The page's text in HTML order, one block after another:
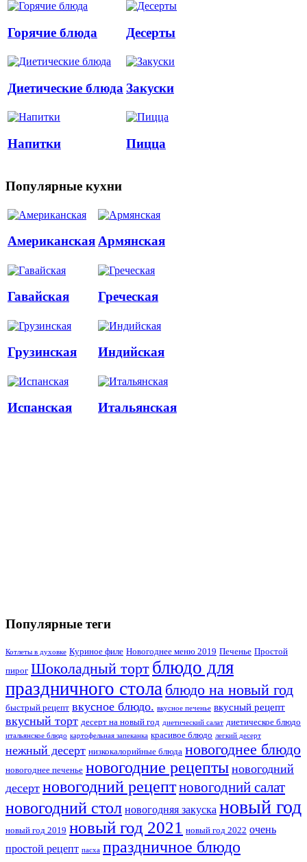
Горячие блюда Десерты
Диетические блюда Закуски
Напитки Пицца
Популярные кухни
АмериканскаяАрмянская
Гавайская Греческая
Грузинская Индийская
Испанская Итальянская
Популярные теги
Котлеты в духовке Куриное филе Новогоднее меню 2019 Печенье Простой
пирог Шоколадный торт блюдо для
праздничного стола блюдо на новый год
быстрый рецепт вкусное блюдо. вкусное печенье вкусный рецепт
вкусный торт десерт на новый год диетический салат диетическое блюдо
итальянское блюдо картофельная запеканка красивое блюдо легкий десерт
нежный десерт низкокалорийные блюда новогоднее блюдо
новогоднее печенье новогодние рецепты новогодний
десерт новогодний рецептновогодний салат
новогодний стол новогодняя закуска новый год
новый год 2019 новый год 2021 новый год 2022 очень
простой рецепт пасха праздничное блюдо